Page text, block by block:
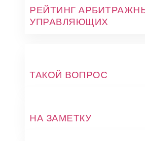
РЕЙТИНГ
УПРАВЛЯЮЩИХ
ТАКОЙ ВОПРОС
НА ЗАМЕТКУ